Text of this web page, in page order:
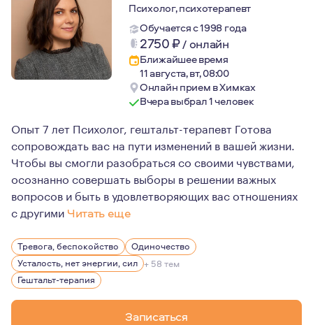
Психолог, психотерапевт
Обучается с 1998 года
2750₽/ онлайн
Ближайшее время
11 августа, вт, 08:00
Онлайн прием в Химках
Вчера выбрал 1 человек
Опыт 7 лет Психолог, гештальт-терапевт Готова
сопровождать вас на пути изменений в вашей жизни.
Чтобы вы смогли разобраться со своими чувствами,
осознанно совершать выборы в решении важных
вопросов и быть в удовлетворяющих вас отношениях
с другими Читать еще
Я прошла большой путь профессионального и
Тревога, беспокойство
Одиночество
Усталость, нет энергии, сил + 58 тем
Гештальт-терапия
Записаться